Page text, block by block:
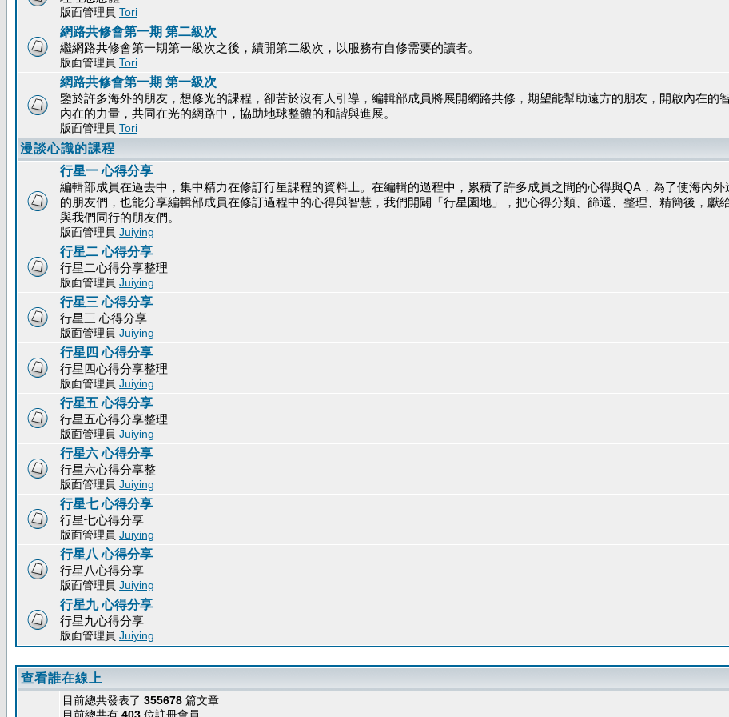
版面管理員 Tori
網路共修會第一期 第二級次
繼網路共修會第一期第一級次之後，續開第二級次，以服務有自修需要的讀者。
版面管理員 Tori
網路共修會第一期 第一級次
鑒於許多海外的朋友，想修光的課程，卻苦於沒有人引導，編輯部成員將展開網路共修，期望能幫助遠方的朋友，開啟內在的
內在的力量，共同在光的網路中，協助地球整體的和諧與進展。
版面管理員 Tori
漫談心識的課程
行星一 心得分享
編輯部成員在過去中，集中精力在修訂行星課程的資料上。在編輯的過程中，累積了許多成員之間的心得與QA，為了使海內外
的朋友們，也能分享編輯部成員在修訂過程中的心得與智慧，我們開闢「行星園地」，把心得分類、篩選、整理、精簡後，獻
與我們同行的朋友們。
版面管理員 Juiying
行星二 心得分享
行星二心得分享整理
版面管理員 Juiying
行星三 心得分享
行星三 心得分享
版面管理員 Juiying
行星四 心得分享
行星四心得分享整理
版面管理員 Juiying
行星五 心得分享
行星五心得分享整理
版面管理員 Juiying
行星六 心得分享
行星六心得分享整
版面管理員 Juiying
行星七 心得分享
行星七心得分享
版面管理員 Juiying
行星八 心得分享
行星八心得分享
版面管理員 Juiying
行星九 心得分享
行星九心得分享
版面管理員 Juiying
查看誰在線上
目前總共發表了 355678 篇文章